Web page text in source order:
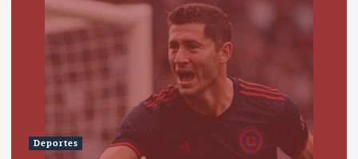
Deportes